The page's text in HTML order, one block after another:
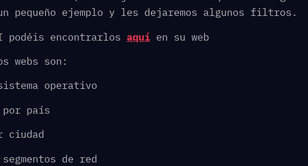
pequeño ejemplo y les dejaremos algunos filtros.
encontrarlos aquíen su web
webs son:
operativo
país
de red